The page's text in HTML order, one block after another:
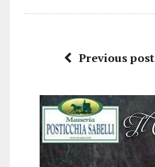
Previous post